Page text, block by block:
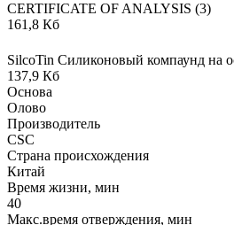
CERTIFICATE OF ANALYSIS (3)
161,8 Кб
SilcoTin Силиконовый компаунд на
137,9 Кб
Основа
Олово
Производитель
CSC
Страна происхождения
Китай
Время жизни, мин
40
Макс.время отверждения, мин